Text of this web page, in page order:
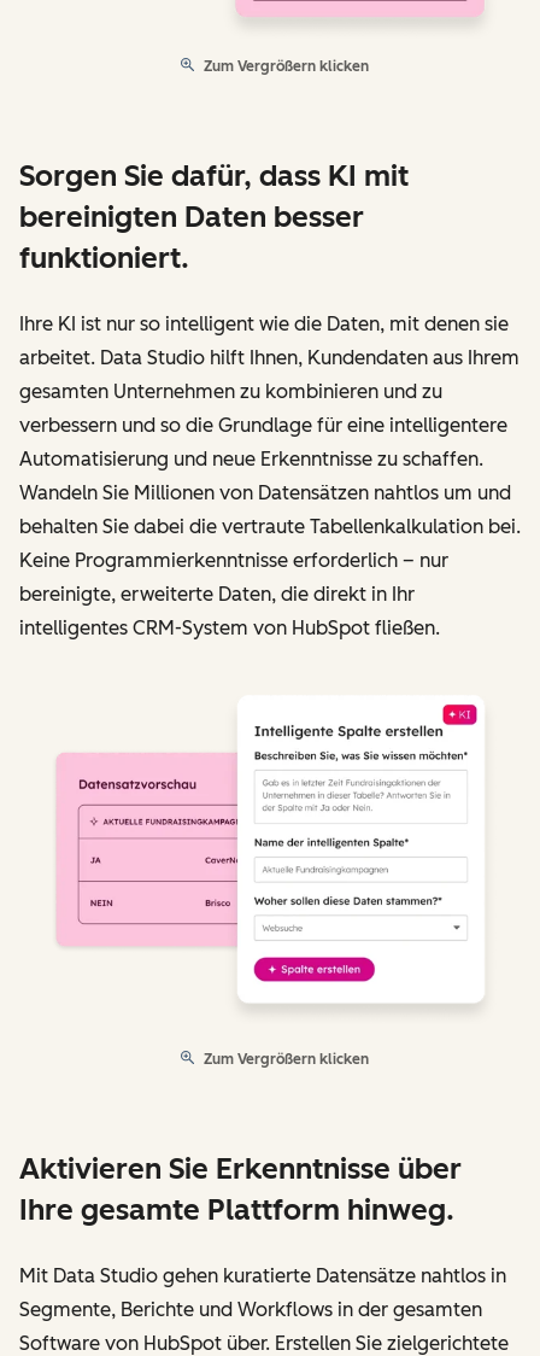
Zum Vergrößern klicken
Sorgen Sie dafür, dass KI mit
bereinigten Daten besser
funktioniert.
Ihre KI ist nur so intelligent wie die Daten, mit denen sie
arbeitet. Data Studio hilft Ihnen, Kundendaten aus Ihrem
gesamten Unternehmen zu kombinieren und zu
verbessern und so die Grundlage für eine intelligentere
Automatisierung und neue Erkenntnisse zu schaffen.
Wandeln Sie Millionen von Datensätzen nahtlos um und
behalten Sie dabei die vertraute Tabellenkalkulation bei.
Keine Programmierkenntnisse erforderlich – nur
bereinigte, erweiterte Daten, die direkt in Ihr
intelligentes CRM-System von HubSpot fließen.
Zum Vergrößern klicken
Aktivieren Sie Erkenntnisse über
Ihre gesamte Plattform hinweg.
Mit Data Studio gehen kuratierte Datensätze nahtlos in
Segmente, Berichte und Workflows in der gesamten
Software von HubSpot über. Erstellen Sie zielgerichtete